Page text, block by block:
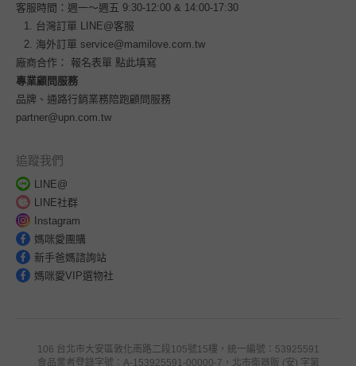
客服時間：週一～週五 9:30-12:00 & 14:00-17:30
台灣訂單
LINE@客服
海外訂單 service@mamilove.com.tw
廠商合作： 報名表單 點此填寫
專業顧問服務
品牌、通路行銷業務陪跑顧問服務
partner@upn.com.tw
追蹤我們
LINE@
LINE社群
Instagram
媽咪愛團購
新手爸媽諮詢站
媽咪愛VIP選物社
106 台北市大安區敦化南路二段105號15樓，統一編號：53925591
食品業者登錄字號：A-153925591-00000-7，北市衛器販 (安) 字第